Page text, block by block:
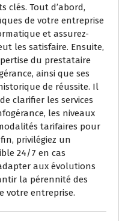
clés. Tout d’abord,
de votre entreprise
et assurez-
les satisfaire. Ensuite,
du prestataire
ainsi que ses
de réussite. Il
clarifier les services
les niveaux
tarifaires pour
privilégiez un
24/7 en cas
aux évolutions
la pérennité des
votre entreprise.